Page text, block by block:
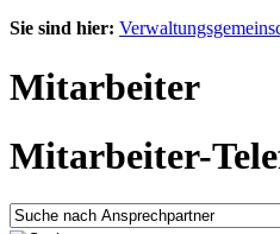
Sie sind hier:
Mitarbeiter
Mitarbeiter-